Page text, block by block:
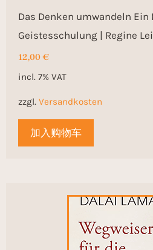
Das Denken umwandeln
Geistesschulung | Regine
12,00€
incl. 7% VAT
zzgl. Versandkosten
加入购物车